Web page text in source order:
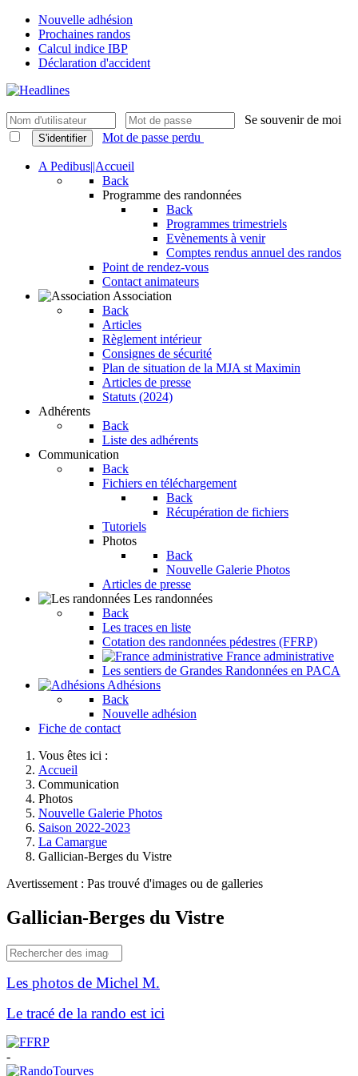
Nouvelle adhésion
Prochaines randos
Calcul indice IBP
Déclaration d'accident
Se souvenir de moi
S'identifier Mot de passe perdu
A Pedibus||Accueil
Back
Programme des randonnées
Back
Programmes trimestriels
Evènements à venir
Comptes rendus annuel des randos
Point de rendez-vous
Contact animateurs
Association
Back
Articles
Règlement intérieur
Consignes de sécurité
Plan de situation de la MJA st Maximin
Articles de presse
Statuts (2024)
Adhérents
Back
Liste des adhérents
Communication
Back
Fichiers en téléchargement
Back
Récupération de fichiers
Tutoriels
Photos
Back
Nouvelle Galerie Photos
Articles de presse
Les randonnées
Back
Les traces en liste
Cotation des randonnées pédestres (FFRP)
France administrative
Les sentiers de Grandes Randonnées en PACA
Adhésions
Back
Nouvelle adhésion
Fiche de contact
Vous êtes ici :
Accueil
Communication
Photos
Nouvelle Galerie Photos
Saison 2022-2023
La Camargue
Gallician-Berges du Vistre
Avertissement : Pas trouvé d'images ou de galleries
Gallician-Berges du Vistre
Les photos de Michel M.
Le tracé de la rando est ici
-